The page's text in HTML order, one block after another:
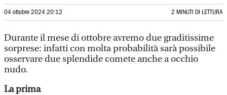
04 ottobre 2024 20:12 2 MINUTI DI LETTURA
Durante il mese di ottobre avremo due graditissime
sorprese: infatti con molta probabilità sarà possibile
osservare due splendide comete anche a occhio
nudo.
La prima